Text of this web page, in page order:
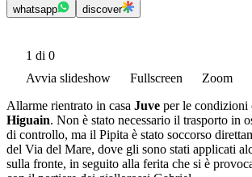
whatsapp discover
1 di 0
Avvia slideshow
Fullscreen
Zoom
Allarme rientrato in casa Juve per le condizioni
Higuain. Non è stato necessario il trasporto in
di controllo, ma il Pipita è stato soccorso
del Via del Mare, dove gli sono stati applicati
sulla fronte, in seguito alla ferita che si è